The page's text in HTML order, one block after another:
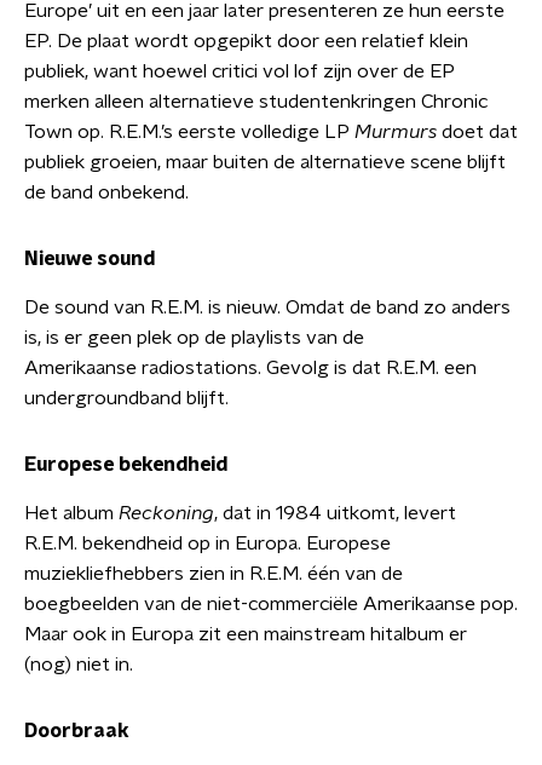
Europe’ uit en een jaar later presenteren ze hun eerste
EP. De plaat wordt opgepikt door een relatief klein
publiek, want hoewel critici vol lof zijn over de EP
merken alleen alternatieve studentenkringen Chronic
Town op. R.E.M.’s eerste volledige LP Murmurs doet dat
publiek groeien, maar buiten de alternatieve scene blijft
de band onbekend.
Nieuwe sound
De sound van R.E.M. is nieuw. Omdat de band zo anders
is, is er geen plek op de playlists van de
Amerikaanse radiostations. Gevolg is dat R.E.M. een
undergroundband blijft.
Europese bekendheid
Het album Reckoning, dat in 1984 uitkomt, levert
R.E.M. bekendheid op in Europa. Europese
muziekliefhebbers zien in R.E.M. één van de
boegbeelden van de niet-commerciële Amerikaanse pop.
Maar ook in Europa zit een mainstream hitalbum er
(nog) niet in.
Doorbraak